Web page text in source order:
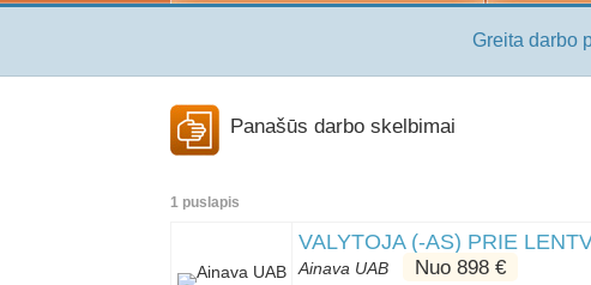
Greita darbo
Panašūs darbo skelbimai
1 puslapis
VALYTOJA (-AS) PRIE
Ainava UAB Nuo 898 €